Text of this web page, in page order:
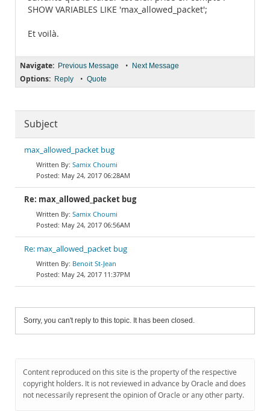
SHOW VARIABLES LIKE 'max_allowed_packet';
Et voilà.
Navigate: Previous Message • Next Message
Options: Reply • Quote
Subject
max_allowed_packet bug
Samix Choumi
May 24, 2017 06:28AM
Re: max_allowed_packet bug
Samix Choumi
May 24, 2017 06:56AM
Re: max_allowed_packet bug
Benoit St-Jean
May 24, 2017 11:37PM
Sorry, you can't reply to this topic. It has been closed.
Content reproduced on this site is the property of the respective
copyright holders. It is not reviewed in advance by Oracle and does
not necessarily represent the opinion of Oracle or any other party.